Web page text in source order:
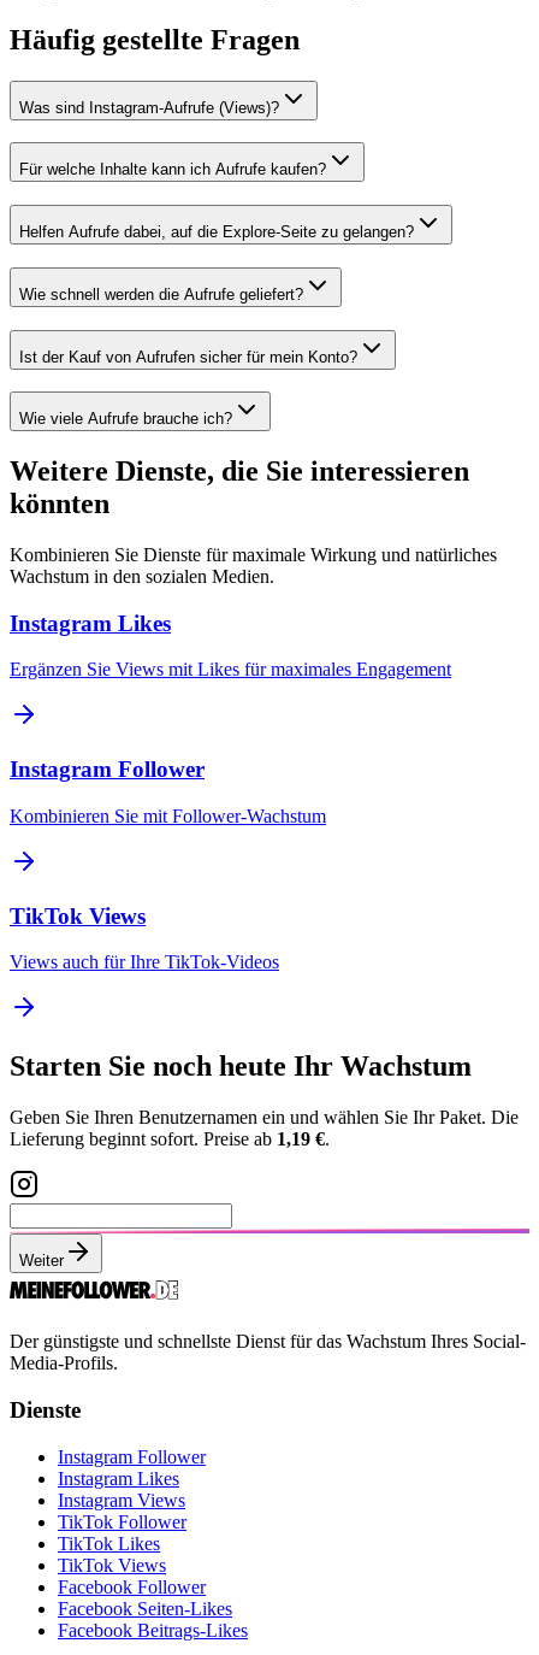
Häufig gestellte Fragen
Was sind Instagram-Aufrufe (Views)?
Für welche Inhalte kann ich Aufrufe kaufen?
Helfen Aufrufe dabei, auf die Explore-Seite zu gelangen?
Wie schnell werden die Aufrufe geliefert?
Ist der Kauf von Aufrufen sicher für mein Konto?
Wie viele Aufrufe brauche ich?
Weitere Dienste, die Sie interessieren
könnten
Kombinieren Sie Dienste für maximale Wirkung und natürliches
Wachstum in den sozialen Medien.
Instagram Likes
Ergänzen Sie Views mit Likes für maximales Engagement
Instagram Follower
Kombinieren Sie mit Follower-Wachstum
TikTok Views
Views auch für Ihre TikTok-Videos
Starten Sie noch heute Ihr Wachstum
Geben Sie Ihren Benutzernamen ein und wählen Sie Ihr Paket. Die
Lieferung beginnt sofort. Preise ab 1,19 €.
Weiter
Der günstigste und schnellste Dienst für das Wachstum Ihres Social-
Media-Profils.
Dienste
Instagram Follower
Instagram Likes
Instagram Views
TikTok Follower
TikTok Likes
TikTok Views
Facebook Follower
Facebook Seiten-Likes
Facebook Beitrags-Likes